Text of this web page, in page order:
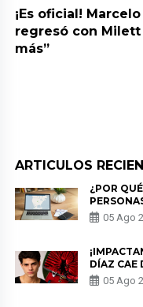
¡Es oficial!
regresó con Milett
más”
ARTICULOS
¿POR
PARA05 Ago
DÍAZ CAE
EN “ESTO
05 Ago